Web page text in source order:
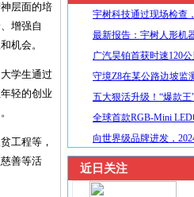
层面的培
增强自
机会。
学生通过
轻的创业
工程等，
善等活
宇树科技通过现场检查
最新报告：宇树人形机
广汽昊铂首获时速120
守境Z8在某公路边坡监
五大狠活升级！“爆款王
全球首款RGB-Mini
向世界级品牌进发，
近日关注